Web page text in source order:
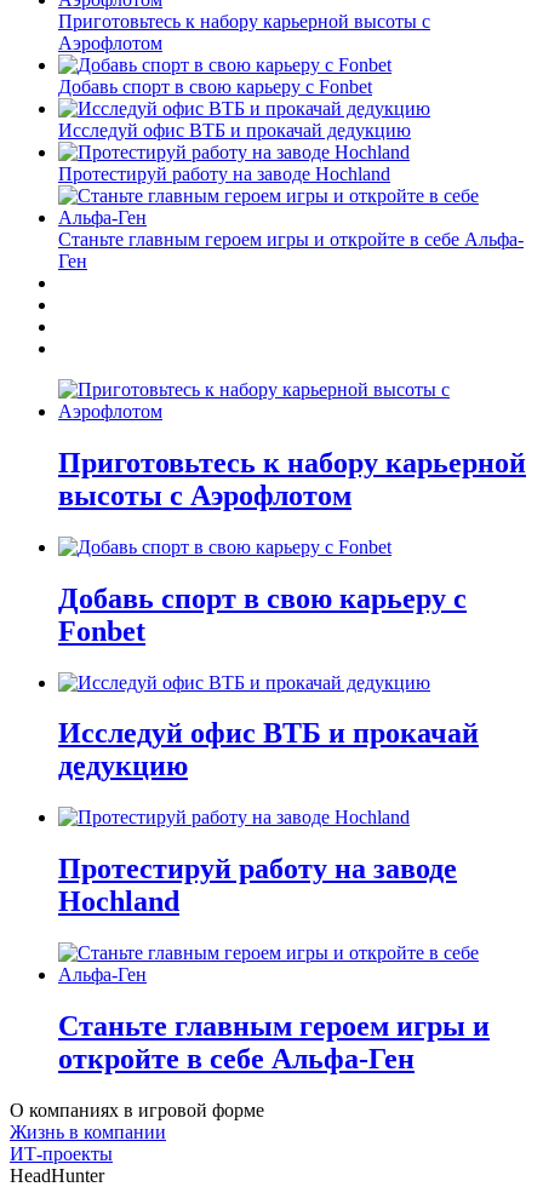
Приготовьтесь к набору карьерной высоты с
Аэрофлотом
Добавь спорт в свою карьеру с Fonbet
Исследуй офис ВТБ и прокачай дедукцию
Протестируй работу на заводе Hochland
Станьте главным героем игры и откройте в себе Альфа-
Ген
Приготовьтесь к набору карьерной
высоты с Аэрофлотом
Добавь спорт в свою карьеру с
Fonbet
Исследуй офис ВТБ и прокачай
дедукцию
Протестируй работу на заводе
Hochland
Станьте главным героем игры и
откройте в себе Альфа-Ген
О компаниях в игровой форме
Жизнь в компании
ИТ-проекты
HeadHunter